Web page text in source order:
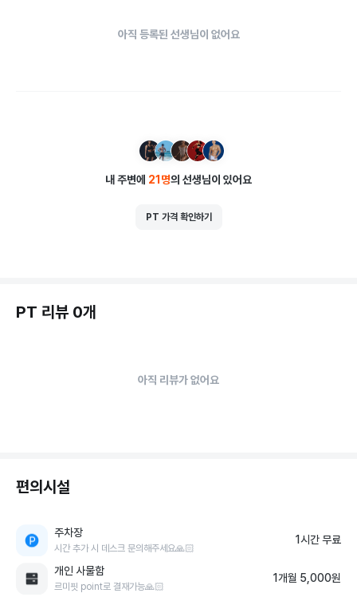
아직 등록된 선생님이 없어요
내 주변에 21 명의 선생님이 있어요
PT 가격 확인하기
PT 리뷰 0개
아직 리뷰가 없어요
편의시설
주차장
시간 추가 시 데스크 문의해주세요🙏🏻
1시간 무료
개인 사물함
르미핏 point로 결재가능🙏🏻
1개월 5,000원